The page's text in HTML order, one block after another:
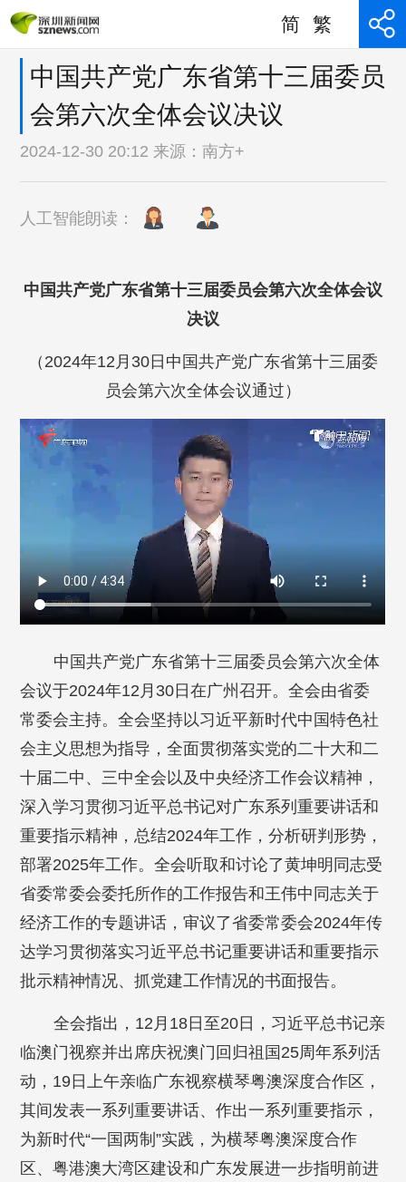
简 繁
中国共产党广东省第十三届委员
会第六次全体会议决议
2024-12-30 20:12 来源：南方+
人工智能朗读：
中国共产党广东省第十三届委员会第六次全体会议
决议
（2024年12月30日中国共产党广东省第十三届委
员会第六次全体会议通过）
中国共产党广东省第十三届委员会第六次全体
会议于2024年12月30日在广州召开。全会由省委
常委会主持。全会坚持以习近平新时代中国特色社
会主义思想为指导，全面贯彻落实党的二十大和二
十届二中、三中全会以及中央经济工作会议精神，
深入学习贯彻习近平总书记对广东系列重要讲话和
重要指示精神，总结2024年工作，分析研判形势，
部署2025年工作。全会听取和讨论了黄坤明同志受
省委常委会委托所作的工作报告和王伟中同志关于
经济工作的专题讲话，审议了省委常委会2024年传
达学习贯彻落实习近平总书记重要讲话和重要指示
批示精神情况、抓党建工作情况的书面报告。
全会指出，12月18日至20日，习近平总书记亲
临澳门视察并出席庆祝澳门回归祖国25周年系列活
动，19日上午亲临广东视察横琴粤澳深度合作区，
其间发表一系列重要讲话、作出一系列重要指示，
为新时代“一国两制”实践，为横琴粤澳深度合作
区、粤港澳大湾区建设和广东发展进一步指明前进